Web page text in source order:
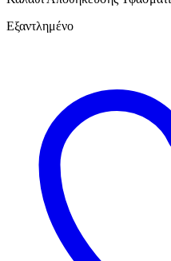
Εξαντλημένο